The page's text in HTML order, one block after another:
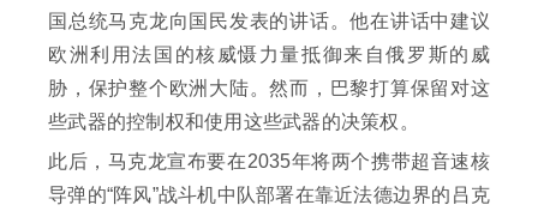
国总统马克龙向国民发表的讲话。他在讲话中建议
欧洲利用法国的核威慑力量抵御来自俄罗斯的威
胁，保护整个欧洲大陆。然而，巴黎打算保留对这
些武器的控制权和使用这些武器的决策权。
此后，马克龙宣布要在2035年将两个携带超音速核
导弹的“阵风”战斗机中队部署在靠近法德边界的吕克